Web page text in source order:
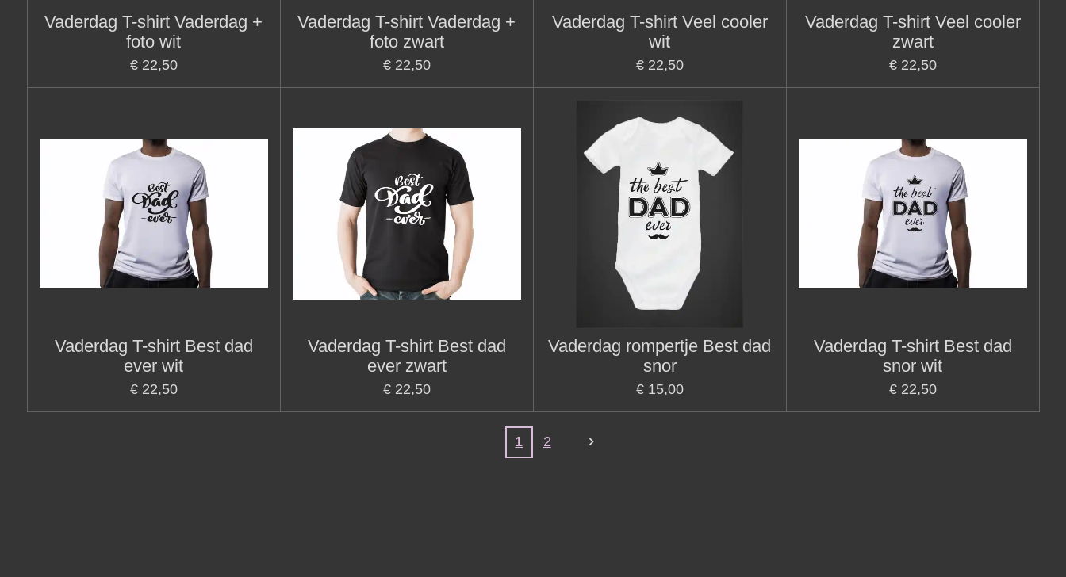
Vaderdag T-shirt Vaderdag +
foto wit
€ 22,50
Vaderdag T-shirt Vaderdag +
foto zwart
€ 22,50
Vaderdag T-shirt Veel cooler
wit
€ 22,50
Vaderdag T-shirt Veel cooler
zwart
€ 22,50
Vaderdag T-shirt Best dad
ever wit
€ 22,50
Vaderdag T-shirt Best dad
ever zwart
€ 22,50
Vaderdag rompertje Best dad
snor
€ 15,00
Vaderdag T-shirt Best dad
snor wit
€ 22,50
1 2